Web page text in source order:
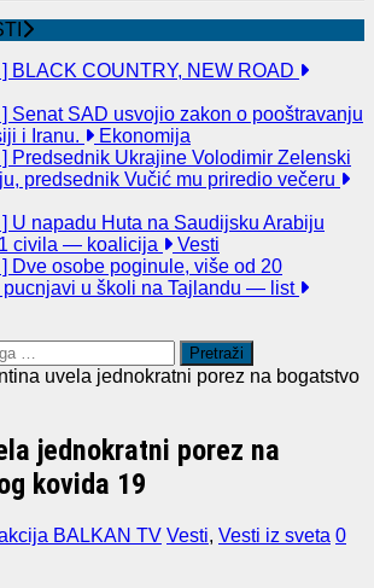
BLACK COUNTRY, NEW ROAD
Senat SAD usvojio zakon o pooštravanju
i Iranu.
Ekonomija
Predsednik Ukrajine Volodimir Zelenski
predsednik Vučić mu priredio večeru
U napadu Huta na Saudijsku Arabiju
civila — koalicija
Vesti
Dve osobe poginule, više od 20
pucnjavi u školi na Tajlandu — list
uvela jednokratni porez na bogatstvo
jednokratni porez na
kovida 19
BALKAN TV Vesti, Vesti iz sveta 0